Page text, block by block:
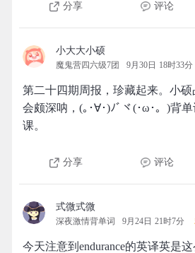
分享 评论
小大大小硕
魔鬼营四六级7团 9月30日 18时33分
第二十四期周报，珍藏起来。小
会颇深呐，(｡･∀･)ﾉﾞヾ(･ω･。)背
课。
分享 评论
式微式微
深夜激情背单词 9月24日 21时7分
今天注意到endurance的英译英是